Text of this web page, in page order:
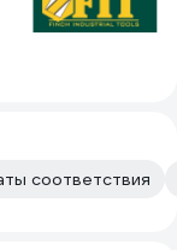
соответствия